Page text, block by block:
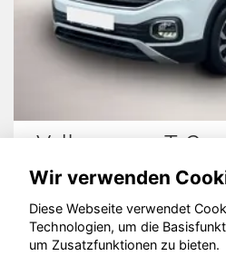
Volkswagen T-
© konjunkturmotor.de
Wir verwenden
Diese Webseite verwendet
Technologien, um die
um Zusatzfunktionen zu bieten.